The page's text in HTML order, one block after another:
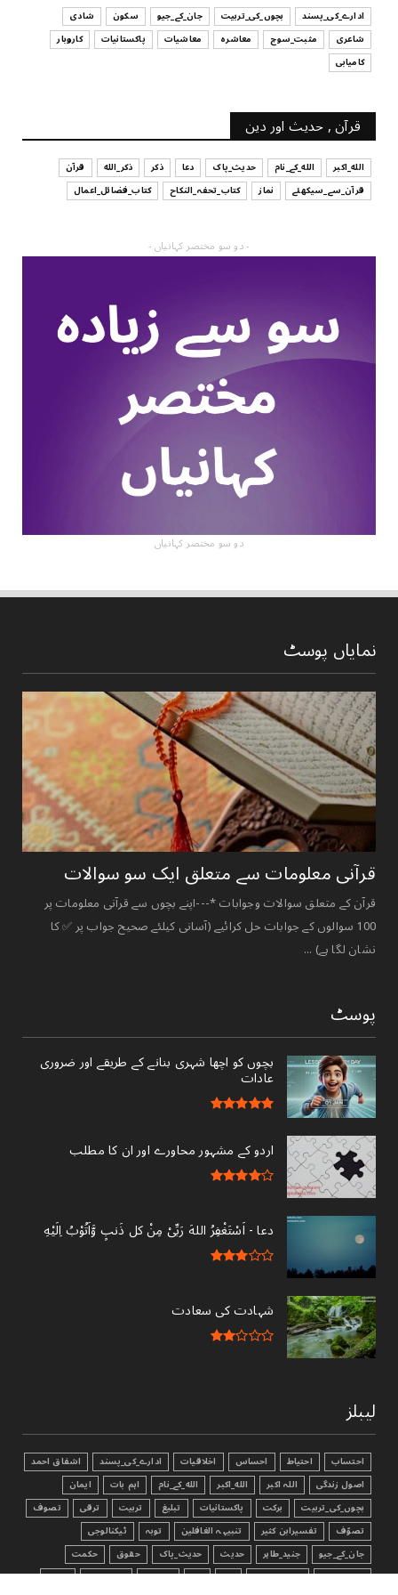
ادارے_کی_پسند بچوں_کی_تربیت جان_کے_جیو سکون
شادی
شاعری
مثبت_سوچ معاشرہ معاشیات پاکستانیات
کاروبار
کامیابی
قرآن , حدیث اور دین
الله_اکبر الله_کے_نام حدیث_پاک دعا ذکر ذکر_الله
قرآن
قرآن_سے_سیکھئے
نماز کتاب_تحفہ_النکاح کتاب_فضائل_اعمال
- دو سو مختصر کہانیاں -
دو سو مختصر کہانیاں
نمایاں پوسٹ
قرآنی ‏معلومات ‏سے ‏متعلق ‏ایک ‏سو ‏سوالات ‏
قرآن کے متعلق سوالات وجوابات *---اپنے بچوں سے قرآنی معلومات پر
100 سوالوں کے جوابات حل کرائیے (آسانی کیلئے صحیح جواب پر ✅ کا
نشان لگا ہے) ...
پوسٹ
بچوں کو اچھا شہری بنانے کے طریقے اور ضروری
عادات
اردو کے مشہور محاورے اور ان کا مطلب
دعا - ‎اَسْتَغْفِرُ اللهَ رَبِّىْ مِنْ کل ذَنبٍ وَّاَتُوْبُ اِلَيْهِ
شہادت کی سعادت
لیبلز
احتساب احتیاط احساس اخلاقیات ادارے_کی_پسند
اشفاق احمد
اصول زندگی
اللہ اکبر الله_اکبر الله_کے_نام اہم بات
ایمان
بچوں_کی_تربیت
برکت پاکستانیات تبليغ تربیت ترقی
تصوف
تصوّف
تفسیرابن کثیر تنبیہہ الغافلین توبہ
ٹیکنالوجی
جان_کے_جیو
جنید_طاہر حدیث حدیث_پاک حقوق
حکمت
خوش رہیں
درود_شریف دعا ذکر ذکر_الله ذمہ داری
رشتے